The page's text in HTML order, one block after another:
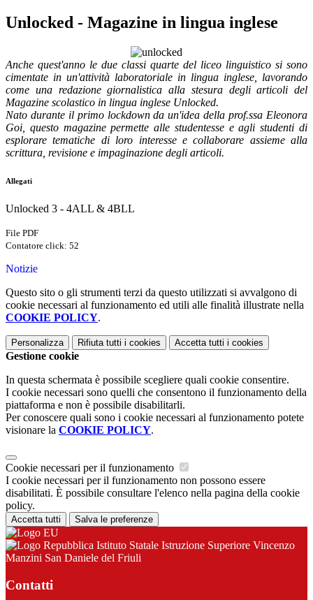
Unlocked - Magazine in lingua inglese
Anche quest'anno le due classi quarte del liceo linguistico si sono
cimentate in un'attività laboratoriale in lingua inglese, lavorando
come una redazione giornalistica alla stesura degli articoli del
Magazine scolastico in lingua inglese Unlocked.
Nato durante il primo lockdown da un'idea della prof.ssa Eleonora
Goi, questo magazine permette alle studentesse e agli studenti di
esplorare tematiche di loro interesse e collaborare assieme alla
scrittura, revisione e impaginazione degli articoli.
Allegati
Unlocked 3 - 4ALL & 4BLL
File PDF
Contatore click: 52
Notizie
Questo sito o gli strumenti terzi da questo utilizzati si avvalgono di
cookie necessari al funzionamento ed utili alle finalità illustrate nella
COOKIE POLICY.
Personalizza Rifiuta tutti i cookies Accetta tutti i cookies
Gestione cookie
In questa schermata è possibile scegliere quali cookie consentire.
I cookie necessari sono quelli che consentono il funzionamento della
piattaforma e non è possibile disabilitarli.
Per conoscere quali sono i cookie necessari al funzionamento potete
visionare la COOKIE POLICY.
Cookie necessari per il funzionamento
I cookie necessari per il funzionamento non possono essere
disabilitati. È possibile consultare l'elenco nella pagina della cookie
policy.
Accetta tutti Salva le preferenze
Istituto Statale Istruzione Superiore Vincenzo
Manzini San Daniele del Friuli
Contatti